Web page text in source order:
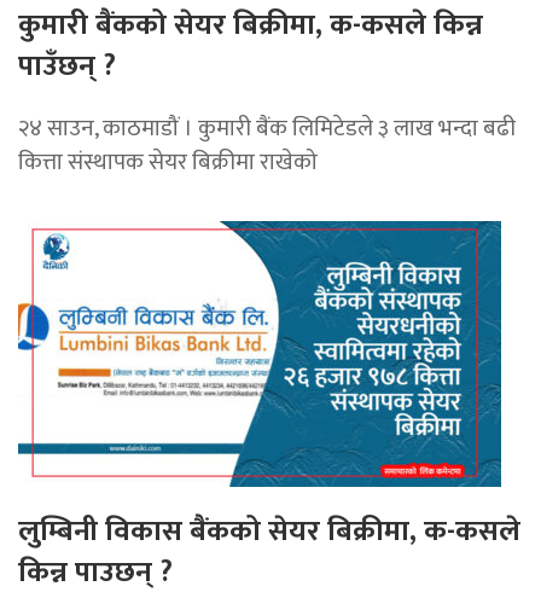
कुमारी बैंकको सेयर बिक्रीमा, क-कसले किन्न
पाउँछन् ?
२४ साउन, काठमाडौं । कुमारी बैंक लिमिटेडले ३ लाख भन्दा बढी
कित्ता संस्थापक सेयर बिक्रीमा राखेको
लुम्बिनी विकास बैंकको सेयर बिक्रीमा, क-कसले
किन्न पाउछन् ?